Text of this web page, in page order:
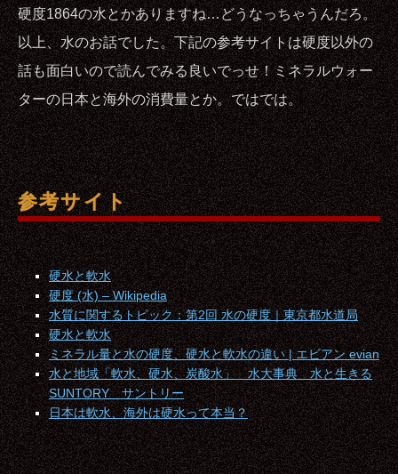
硬度1864の水とかありますね…どうなっちゃうんだろ。
以上、水のお話でした。下記の参考サイトは硬度以外の
話も面白いので読んでみる良いでっせ！ミネラルウォー
ターの日本と海外の消費量とか。ではでは。
参考サイト
硬水と軟水
硬度 (水) – Wikipedia
水質に関するトピック：第2回 水の硬度｜東京都水道局
硬水と軟水
ミネラル量と水の硬度、硬水と軟水の違い | エビアン evian
水と地域「軟水、硬水、炭酸水」 水大事典 水と生きる
SUNTORY サントリー
日本は軟水、海外は硬水って本当？